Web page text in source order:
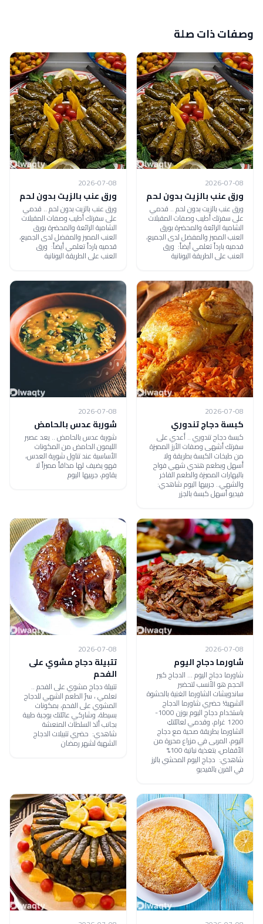
وصفات ذات صلة
2026-07-08
ورق عنب بالزيت بدون لحم
ورق عنب بالزيت بدون لحم .. قدمي
على سفرتك أطيب وصفات المقبلات
الشامية الرائعة والمحضرة بورق
العنب المميز والمفضل لدى الجميع،
قدميه بارداً تعلمي أيضاً: ورق
العنب على الطريقة اليونانية
2026-07-08
ورق عنب بالزيت بدون لحم
ورق عنب بالزيت بدون لحم .. قدمي
على سفرتك أطيب وصفات المقبلات
الشامية الرائعة والمحضرة بورق
العنب المميز والمفضل لدى الجميع،
قدميه بارداً تعلمي أيضاً: ورق
العنب على الطريقة اليونانية
2026-07-08
كبسة دجاج تندوري
كبسة دجاج تندوري .. أعدي على
سفرتك أشهى وصفات الأرز المميزة
من طبخات الكبسة بطريقة ولا
أسهل وبطعم هندي شهي فواح
بالبهارات المميزة والطعم الفاخر
والشهي.. جربيها اليوم شاهدي:
فيديو أسهل كبسة بالجزر
2026-07-08
شوربة عدس بالحامض
شوربة عدس بالحامض .. يعد عصير
الليمون الحامض من المكونات
الأساسية عند تناول شوربة العدس،
فهو يضيف لها مذاقاً مميزاً لا
يقاوم، جربيها اليوم
2026-07-08
شاورما دجاج اليوم
شاورما دجاج اليوم ... الدجاج كبير
الحجم هو الأنسب لتحضير
ساندويشات الشاورما الغنية بالحشوة
الشهية! حضري شاورما الدجاج
باستخدام دجاج اليوم بوزن 1000-
1200 غرام، وقدمي لعائلتكِ
الشاورما بطريقة صحية مع دجاج
اليوم، المربى في مزراع محررة من
الأقفاص، بتغذية نباتية 100%
شاهدي: دجاج اليوم المحشي بالرز
في الفرن بالفيديو
2026-07-08
تتبيلة دجاج مشوي على
الفحم
تتبيلة دجاج مشوي على الفحم ..
تعلمي ، سرّ الطعم الشهي للدجاج
المشوي على الفحم، بمكونات
بسيطة، وشاركي عائلتك بوجبة طيبة
بجانب ألذ السلطات المنعشة
شاهدي: حضري تتبيلات الدجاج
الشهية لشهر رمضان